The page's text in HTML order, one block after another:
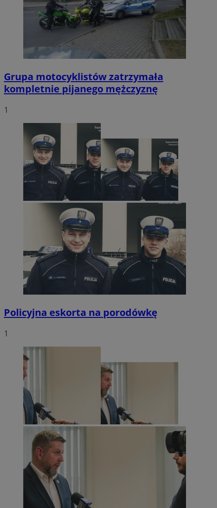
Grupa motocyklistów zatrzymała
kompletnie pijanego mężczyznę
1
Policyjna eskorta na porodówkę
1